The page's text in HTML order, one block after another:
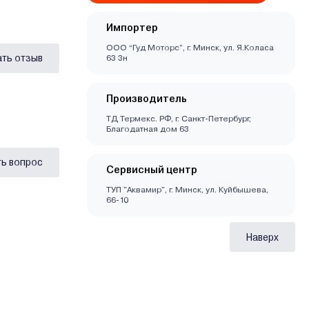
отзыв
вопрос
Импортер
ООО “Гуд Моторс”, г. Минск, ул. Я.Коласа
63 3н
Производитель
ТД Термекс. РФ, г. Санкт-Петербург,
Благодатная дом 63
Сервисный центр
ТУП "Аквамир", г. Минск, ул. Куйбышева,
66-10
Наверх